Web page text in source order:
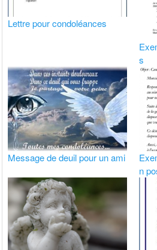
Lettre pour condoléances
s
Message de deuil pour un ami
n